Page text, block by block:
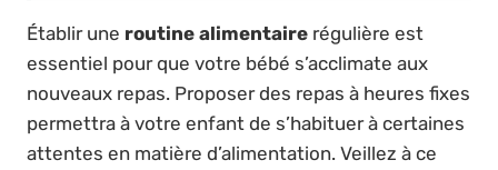
Établir une routine alimentaire régulière est
essentiel pour que votre bébé s’acclimate aux
nouveaux repas. Proposer des repas à heures fixes
permettra à votre enfant de s’habituer à certaines
attentes en matière d’alimentation. Veillez à ce